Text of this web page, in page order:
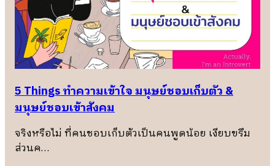
5 Things ทำความเข้าใจ มนุษย์ชอบเก็บตัว &
มนุษย์ชอบเข้าสังคม
จริงหรือไม่ ที่คนชอบเก็บตัวเป็นคนพูดน้อย เงียบขรึม
ส่วนค…